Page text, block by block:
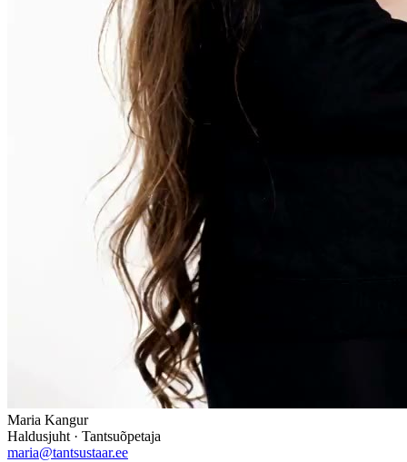
Maria Kangur
Haldusjuht · Tantsuõpetaja
maria@tantsustaar.ee